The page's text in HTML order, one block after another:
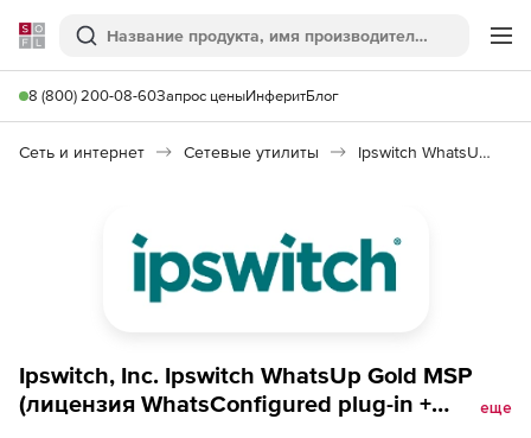
Softline
Поиск
8 (800) 200-08-60Запрос ценыИнферитБлог
Сеть и интернет Сетевые утилиты Ipswitch WhatsUp Gold MSP
Ipswitch, Inc. Ipswitch WhatsUp Gold MSP
(лицензия WhatsConfigured plug-in +
еще